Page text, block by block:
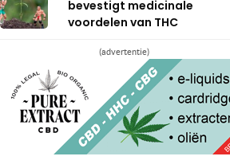
bevestigt medicinale
voordelen van THC
(advertentie)